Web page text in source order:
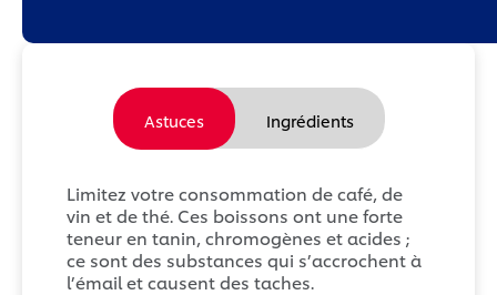
Astuces Ingrédients
Limitez votre consommation de café, de
vin et de thé. Ces boissons ont une forte
teneur en tanin, chromogènes et acides ;
ce sont des substances qui s’accrochent à
l’émail et causent des taches.